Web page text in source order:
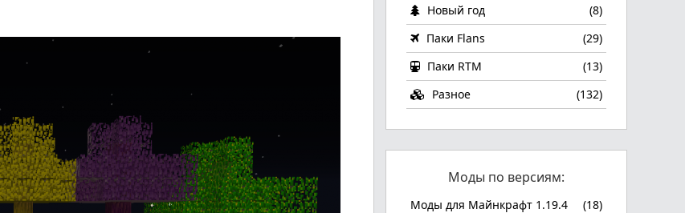
Новый год
(8)
Паки Flans
(29)
Паки RTM
(13)
Разное
(132)
Моды по версиям:
Моды для Майнкрафт 1.19.4
(18)